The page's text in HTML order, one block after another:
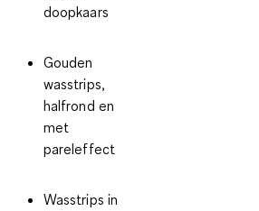
doopkaars
Gouden
wasstrips,
halfrond en
met
pareleffect
Wasstrips in